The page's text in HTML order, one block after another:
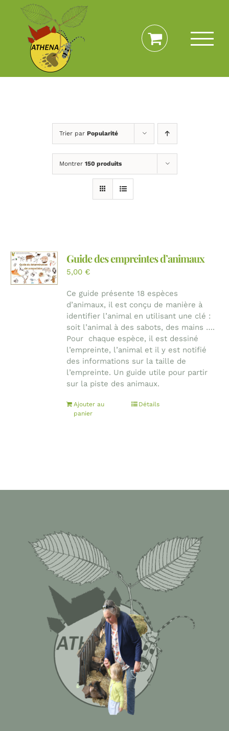
Passer
contenu
Trier par Popularité
Montrer 150 produits
Guide des empreintes d’animaux
5,00 €
Ce guide présente 18 espèces
d’animaux, il est conçu de manière à
identifier l’animal en utilisant une clé :
soit l’animal à des sabots, des mains ….
Pour chaque espèce, il est dessiné
l’empreinte, l’animal et il y est notifié
des informations sur la taille de
l’empreinte. Un guide utile pour partir
sur la piste des animaux.
Ajouter au
panier
Détails